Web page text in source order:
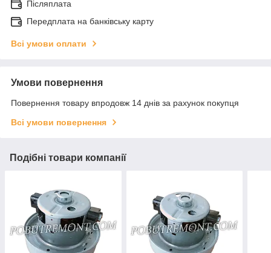
Післяплата
Передплата на банківську карту
Всі умови оплати
Умови повернення
Повернення товару впродовж 14 днів за рахунок покупця
Всі умови повернення
Подібні товари компанії